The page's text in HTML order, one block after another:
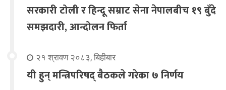
सरकारी टोली र हिन्दू सम्राट सेना नेपालबीच १९ बुँदे
समझदारी, आन्दोलन फिर्ता
२१ श्रावण २०८३, बिहीबार
यी हुन् मन्त्रिपरिषद् बैठकले गरेका ७ निर्णय